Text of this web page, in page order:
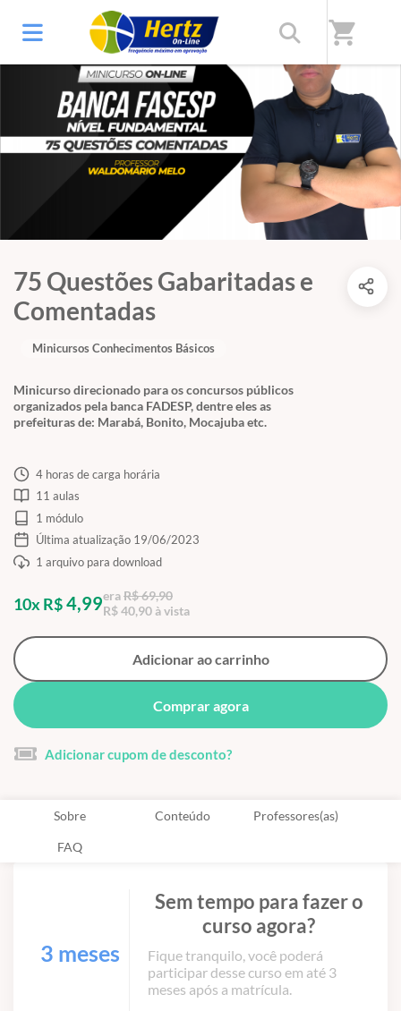
shopping_cart
75 Questões Gabaritadas e
Comentadas
Minicurso direcionado para os concursos públicos
organizados pela banca FADESP, dentre eles as
prefeituras de: Marabá, Bonito, Mocajuba etc.
Minicursos Conhecimentos Básicos
4 horas de carga horária
11 aulas
1 módulo
Última atualização 19/06/2023
1 arquivo para download
10x R$4,99eraR$ 69,90
R$ 40,90 à vista
Adicionar ao carrinho
Comprar agora
Adicionar cupom de desconto?
Sobre Conteúdo Professores(as)
FAQ
3 meses
Sem tempo para fazer o
curso agora?
Fique tranquilo, você poderá
participar desse curso em até 3
meses após a matrícula.